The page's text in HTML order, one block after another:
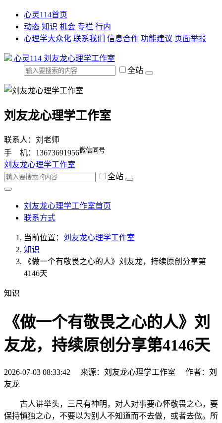
心灵114首页
动态 知识 机会 专栏 行内
心理学大众化 联系我们 信息合作 功能建议 页面举报
心灵114 刘友龙心理学工作室
全站
刘友龙心理学工作室
联系人：刘老师
手 机：13673691956微信同号
刘友龙心理学工作室
全站
刘友龙心理学工作室首页
联系方式
当前位置： 刘友龙心理学工作室
知识
《做一个有敬畏之心的人》刘友龙，持续原创分享第
4146天
知识
《做一个有敬畏之心的人》刘
友龙，持续原创分享第4146天
2026-07-03 08:33:42 来源：刘友龙心理学工作室 作者：刘
友龙
古人讲举头，三尺有神明，对人对事要心怀敬畏之心，要
保持慎独之心，不要以为别人不知道而不去做，或者去做。所